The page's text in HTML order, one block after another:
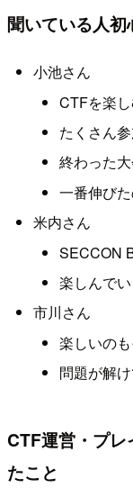
聞いている人
小池さん
CTFを楽
たくさん
終わった
一番伸び
米内さん
SECCON
楽しんで
市川さん
楽しいの
問題が解
CTF運営・プ
たこと